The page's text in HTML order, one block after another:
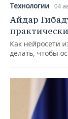
Технологии 04
Айдар
Как нейросети
делать, чтобы